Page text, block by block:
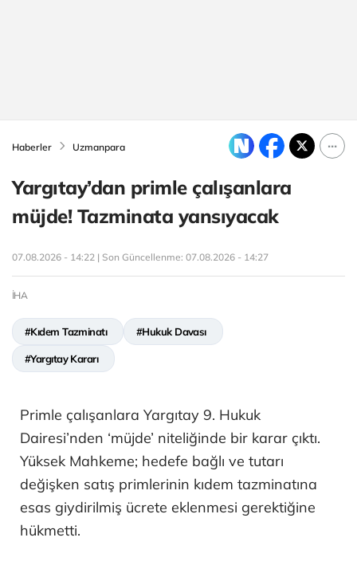
Haberler Uzmanpara
Yargıtay’dan primle çalışanlara
müjde! Tazminata yansıyacak
07.08.2026 - 14:22 | Son Güncellenme: 07.08.2026 - 14:27
İHA
#Kıdem Tazminatı #Hukuk Davası
#Yargıtay Kararı
Primle çalışanlara Yargıtay 9. Hukuk
Dairesi’nden ‘müjde’ niteliğinde bir karar çıktı.
Yüksek Mahkeme; hedefe bağlı ve tutarı
değişken satış primlerinin kıdem tazminatına
esas giydirilmiş ücrete eklenmesi gerektiğine
hükmetti.